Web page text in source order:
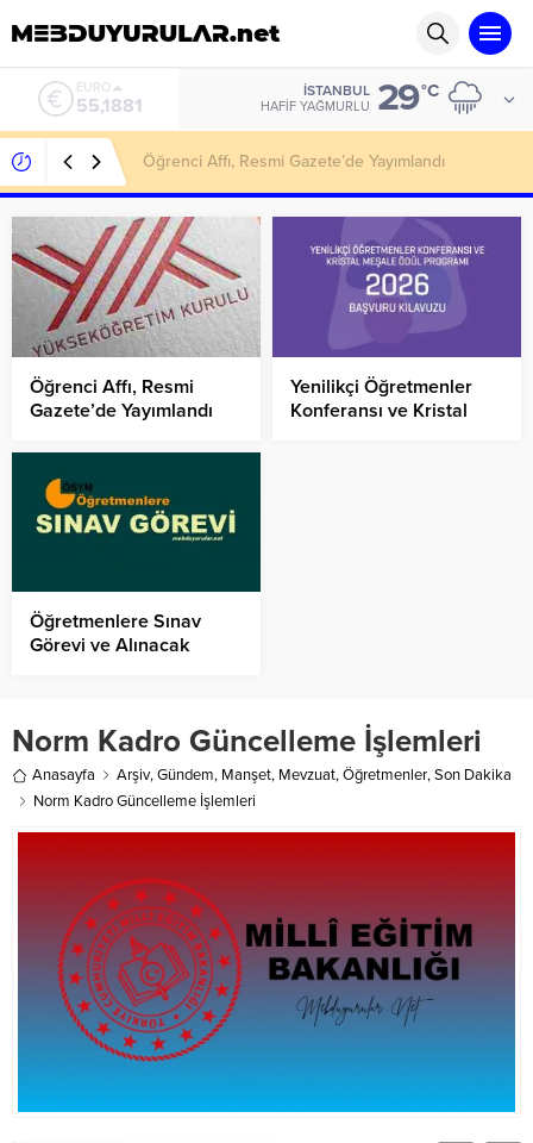
ALTIN
6.660,55
İSTANBUL
HAFIF YAĞMURLU 29°C
Yenilikçi Öğretmenler Konferansı ve Kristal Meşale
Ödül Programı İçin Başvurular 10 Ağustos’ta
Başlıyor
Öğrenci Affı, Resmi
Gazete’de Yayımlandı
Yenilikçi Öğretmenler
Konferansı ve Kristal
Öğretmenlere Sınav
Görevi ve Alınacak
Norm Kadro Güncelleme İşlemleri
Anasayfa Arşiv,Gündem, Manşet, Mevzuat,Öğretmenler,Son Dakika
Norm Kadro Güncelleme İşlemleri